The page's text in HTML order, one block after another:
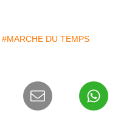
#MARCHE DU TEMPS